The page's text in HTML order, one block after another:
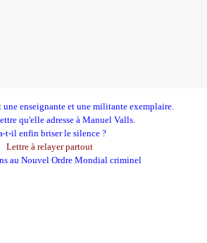
une enseignante et une militante exemplaire.
qu'elle adresse à Manuel Valls.
t-il enfin briser le silence ?
Lettre à relayer partout
au Nouvel Ordre Mondial criminel